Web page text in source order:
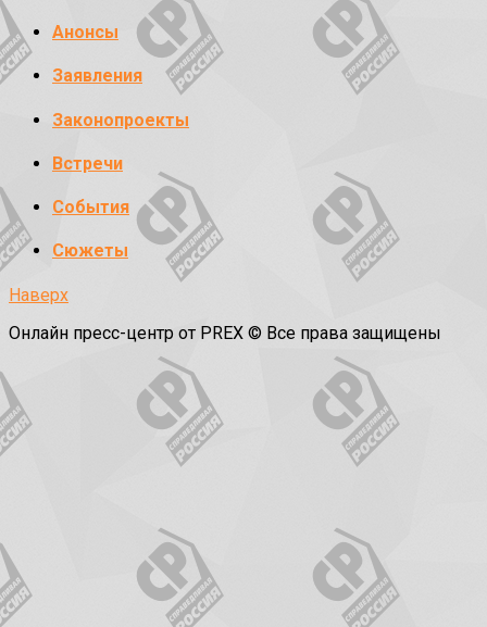
Анонсы
Заявления
Законопроекты
Встречи
События
Сюжеты
Наверх
Онлайн пресс-центр от PREX © Все права защищены